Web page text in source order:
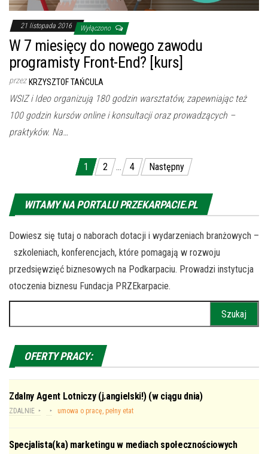
21 listopada 2016 Wyłączono
W 7 miesięcy do nowego zawodu
programisty Front-End? [kurs]
przez KRZYSZTOF TAŃCULA
WSIZ i Ideo organizują 180 godzin warsztatów, zapewniając też
100 godzin kursów online i konsultacji oraz prowadzących –
praktyków. Na…
Nawigacja po wpisach
1 2 … 4 Następny
WITAMY NA PORTALU PRZEKARPACIE.PL
Dowiesz się tutaj o naborach dotacji i wydarzeniach branżowych –
szkoleniach, konferencjach, które pomagają w rozwoju
przedsięwzięć biznesowych na Podkarpaciu. Prowadzi instytucja
otoczenia biznesu Fundacja PRZEkarpacie.
OFERTY PRACY:
Zdalny Agent Lotniczy (j.angielski!) (w ciągu dnia)
ZDALNIE umowa o pracę, pełny etat
Specjalista(ka) marketingu w mediach społecznościowych